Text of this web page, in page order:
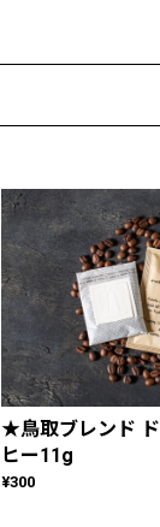
★鳥取ブレンド
ヒー11g
¥300